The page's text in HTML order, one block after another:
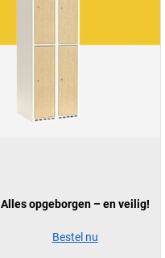
Alles opgeborgen – en veilig!
Bestel nu